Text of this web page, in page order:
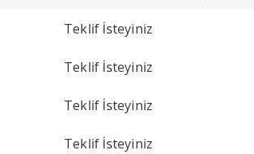
Teklif İsteyiniz
Teklif İsteyiniz
Teklif İsteyiniz
Teklif İsteyiniz